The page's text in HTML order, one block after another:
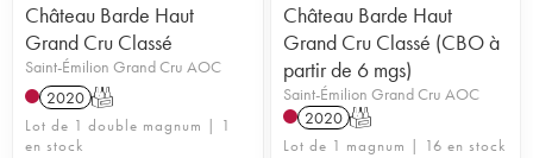
Château Barde Haut
Grand Cru Classé
Saint-Émilion Grand Cru AOC
2020 T
Lot de 1 double magnum | 1
en stock
Château Barde Haut
Grand Cru Classé (CBO à
partir de 6 mgs)
Saint-Émilion Grand Cru AOC
2020 T
Lot de 1 magnum | 16 en stock